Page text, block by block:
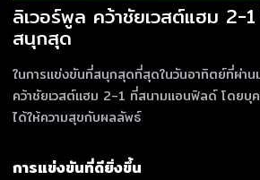
ลิเวอร์พูล คว้าชัยเวสต์แฮม 2-
สนุกสุด
ในการแข่งขันที่สนุกสุดที่สุดในวันอาทิตย์ที่ผ่าน
คว้าชัยเวสต์แฮม 2-1 ที่สนามแอนฟิลด์ โดยบุ
ได้ให้ความสุขกับผลลัพธ์
การแข่งขันที่ดียิ่งขึ้น